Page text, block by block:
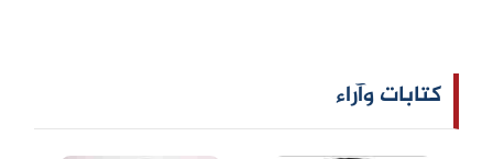
كتابات وآراء